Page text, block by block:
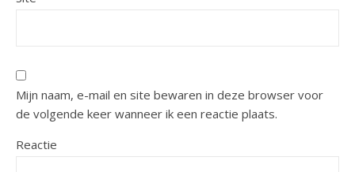
Mijn naam, e-mail en site bewaren in deze browser voor
de volgende keer wanneer ik een reactie plaats.
Reactie